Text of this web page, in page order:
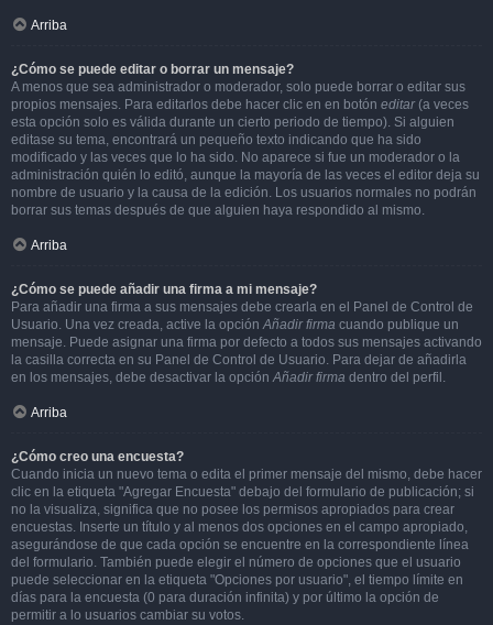
Arriba
¿Cómo se puede editar o borrar un mensaje?
A menos que sea administrador o moderador, solo puede borrar o editar sus
propios mensajes. Para editarlos debe hacer clic en en botón editar(a veces
esta opción solo es válida durante un cierto periodo de tiempo). Si alguien
editase su tema, encontrará un pequeño texto indicando que ha sido
modificado y las veces que lo ha sido. No aparece si fue un moderador o la
administración quién lo editó, aunque la mayoría de las veces el editor deja su
nombre de usuario y la causa de la edición. Los usuarios normales no podrán
borrar sus temas después de que alguien haya respondido al mismo.
Arriba
¿Cómo se puede añadir una firma a mi mensaje?
Para añadir una firma a sus mensajes debe crearla en el Panel de Control de
Usuario. Una vez creada, active la opciónAñadir firma cuando publique un
mensaje. Puede asignar una firma por defecto a todos sus mensajes activando
la casilla correcta en su Panel de Control de Usuario. Para dejar de añadirla
en los mensajes, debe desactivar la opciónAñadir firma dentro del perfil.
Arriba
¿Cómo creo una encuesta?
Cuando inicia un nuevo tema o edita el primer mensaje del mismo, debe hacer
clic en la etiqueta "Agregar Encuesta" debajo del formulario de publicación; si
no la visualiza, significa que no posee los permisos apropiados para crear
encuestas. Inserte un título y al menos dos opciones en el campo apropiado,
asegurándose de que cada opción se encuentre en la correspondiente línea
del formulario. También puede elegir el número de opciones que el usuario
puede seleccionar en la etiqueta "Opciones por usuario", el tiempo límite en
días para la encuesta (0 para duración infinita) y por último la opción de
permitir a lo usuarios cambiar su votos.